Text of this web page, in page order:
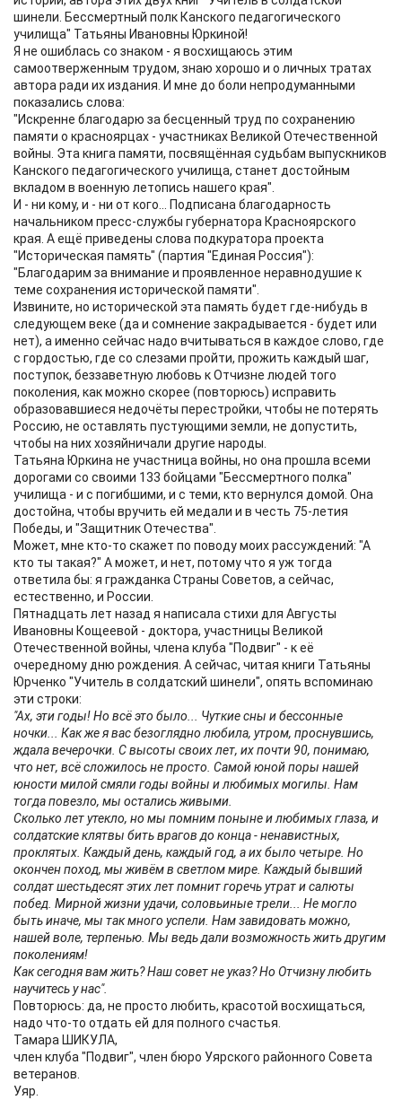
шинели. Бессмертный полк Канского педагогического
училища" Татьяны Ивановны Юркиной!
Я не ошиблась со знаком - я восхищаюсь этим
самоотверженным трудом, знаю хорошо и о личных тратах
автора ради их издания. И мне до боли непродуманными
показались слова:
"Искренне благодарю за бесценный труд по сохранению
памяти о красноярцах - участниках Великой Отечественной
войны. Эта книга памяти, посвящённая судьбам выпускников
Канского педагогического училища, станет достойным
вкладом в военную летопись нашего края".
И - ни кому, и - ни от кого... Подписана благодарность
начальником пресс-службы губернатора Красноярского
края. А ещё приведены слова подкуратора проекта
"Историческая память" (партия "Единая Россия"):
"Благодарим за внимание и проявленное неравнодушие к
теме сохранения исторической памяти".
Извините, но исторической эта память будет где-нибудь в
следующем веке (да и сомнение закрадывается - будет или
нет), а именно сейчас надо вчитываться в каждое слово, где
с гордостью, где со слезами пройти, прожить каждый шаг,
поступок, беззаветную любовь к Отчизне людей того
поколения, как можно скорее (повторюсь) исправить
образовавшиеся недочёты перестройки, чтобы не потерять
Россию, не оставлять пустующими земли, не допустить,
чтобы на них хозяйничали другие народы.
Татьяна Юркина не участница войны, но она прошла всеми
дорогами со своими 133 бойцами "Бессмертного полка"
училища - и с погибшими, и с теми, кто вернулся домой. Она
достойна, чтобы вручить ей медали и в честь 75-летия
Победы, и "Защитник Отечества".
Может, мне кто-то скажет по поводу моих рассуждений: "А
кто ты такая?" А может, и нет, потому что я уж тогда
ответила бы: я гражданка Страны Советов, а сейчас,
естественно, и России.
Пятнадцать лет назад я написала стихи для Августы
Ивановны Кощеевой - доктора, участницы Великой
Отечественной войны, члена клуба "Подвиг" - к её
очередному дню рождения. А сейчас, читая книги Татьяны
Юрченко "Учитель в солдатский шинели", опять вспоминаю
эти строки:
"Ах, эти годы! Но всё это было... Чуткие сны и бессонные
ночки... Как же я вас безоглядно любила, утром, проснувшись,
ждала вечерочки. С высоты своих лет, их почти 90, понимаю,
что нет, всё сложилось не просто. Самой юной поры нашей
юности милой смяли годы войны и любимых могилы. Нам
тогда повезло, мы остались живыми.
Сколько лет утекло, но мы помним поныне и любимых глаза, и
солдатские клятвы бить врагов до конца - ненавистных,
проклятых. Каждый день, каждый год, а их было четыре. Но
окончен поход, мы живём в светлом мире. Каждый бывший
солдат шестьдесят этих лет помнит горечь утрат и салюты
побед. Мирной жизни удачи, соловьиные трели... Не могло
быть иначе, мы так много успели. Нам завидовать можно,
нашей воле, терпенью. Мы ведь дали возможность жить другим
поколениям!
Как сегодня вам жить? Наш совет не указ? Но Отчизну любить
научитесь у нас".
Повторюсь: да, не просто любить, красотой восхищаться,
надо что-то отдать ей для полного счастья.
Тамара ШИКУЛА,
член клуба "Подвиг", член бюро Уярского районного Совета
ветеранов.
Уяр.